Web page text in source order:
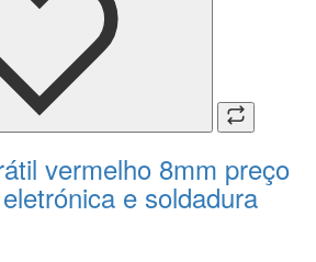
vermelho 8mm preço
e soldadura